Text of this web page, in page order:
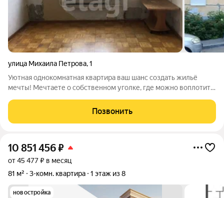
улица Михаила Петрова,1
Уютная однокомнатная квартира ваш шанс создать жильё
мечты! Мечтаете о собственном уголке, где можно воплотить
квартиру на седьмом этаже девятиэтажного панельного дома
идеальную основу для
Позвонить
10 851 456₽
от 45 477 ₽ в месяц
81 м²
3-комн. квартира 1 этаж из 8
новостройка